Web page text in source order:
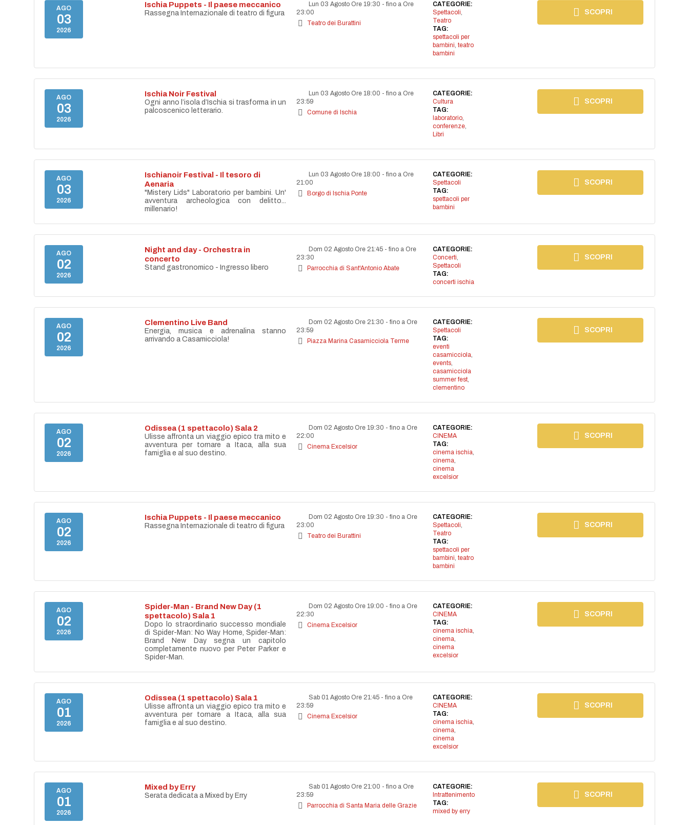
AGO
03
2026
Ischia Puppets - Il paese meccanico
Rassegna Internazionale di teatro di figura
Lun 03 Agosto Ore 19:30 - fino a Ore
23:00
Teatro dei Burattini
CATEGORIE:
Spettacoli,
Teatro
TAG:
spettacoli per
bambini, teatro
bambini
SCOPRI
AGO
03
2026
Ischia Noir Festival
Ogni anno l’isola d’Ischia si trasforma in un
palcoscenico letterario.
Lun 03 Agosto Ore 18:00 - fino a Ore
23:59
Comune di Ischia
CATEGORIE:
Cultura
TAG:
laboratorio,
conferenze,
Libri
SCOPRI
AGO
03
2026
Ischianoir Festival - Il tesoro di
Aenaria
"Mistery Lids" Laboratorio per bambini. Un'
avventura archeologica con delitto...
millenario!
Lun 03 Agosto Ore 18:00 - fino a Ore
21:00
Borgo di Ischia Ponte
CATEGORIE:
Spettacoli
TAG:
spettacoli per
bambini
SCOPRI
AGO
02
2026
Night and day - Orchestra in
concerto
Stand gastronomico - Ingresso libero
Dom 02 Agosto Ore 21:45 - fino a Ore
23:30
Parrocchia di Sant'Antonio Abate
CATEGORIE:
Concerti,
Spettacoli
TAG:
concerti ischia
SCOPRI
AGO
02
2026
Clementino Live Band
Energia, musica e adrenalina stanno
arrivando a Casamicciola!
Dom 02 Agosto Ore 21:30 - fino a Ore
23:59
Piazza Marina Casamicciola Terme
CATEGORIE:
Spettacoli
TAG:
eventi
casamicciola,
events,
casamicciola
summer fest,
clementino
SCOPRI
AGO
02
2026
Odissea (1 spettacolo) Sala 2
Ulisse affronta un viaggio epico tra mito e
avventura per tornare a Itaca, alla sua
famiglia e al suo destino.
Dom 02 Agosto Ore 19:30 - fino a Ore
22:00
Cinema Excelsior
CATEGORIE:
CINEMA
TAG:
cinema ischia,
cinema,
cinema
excelsior
SCOPRI
AGO
02
2026
Ischia Puppets - Il paese meccanico
Rassegna Internazionale di teatro di figura
Dom 02 Agosto Ore 19:30 - fino a Ore
23:00
Teatro dei Burattini
CATEGORIE:
Spettacoli,
Teatro
TAG:
spettacoli per
bambini, teatro
bambini
SCOPRI
AGO
02
2026
Spider-Man - Brand New Day (1
spettacolo) Sala 1
Dopo lo straordinario successo mondiale
di Spider-Man: No Way Home, Spider-Man:
Brand New Day segna un capitolo
completamente nuovo per Peter Parker e
Spider-Man.
Dom 02 Agosto Ore 19:00 - fino a Ore
22:30
Cinema Excelsior
CATEGORIE:
CINEMA
TAG:
cinema ischia,
cinema,
cinema
excelsior
SCOPRI
AGO
01
2026
Odissea (1 spettacolo) Sala 1
Ulisse affronta un viaggio epico tra mito e
avventura per tornare a Itaca, alla sua
famiglia e al suo destino.
Sab 01 Agosto Ore 21:45 - fino a Ore
23:59
Cinema Excelsior
CATEGORIE:
CINEMA
TAG:
cinema ischia,
cinema,
cinema
excelsior
SCOPRI
AGO
01
2026
Mixed by Erry
Serata dedicata a Mixed by Erry
Sab 01 Agosto Ore 21:00 - fino a Ore
23:59
Parrocchia di Santa Maria delle Grazie
CATEGORIE:
Intrattenimento
TAG:
mixed by erry
SCOPRI